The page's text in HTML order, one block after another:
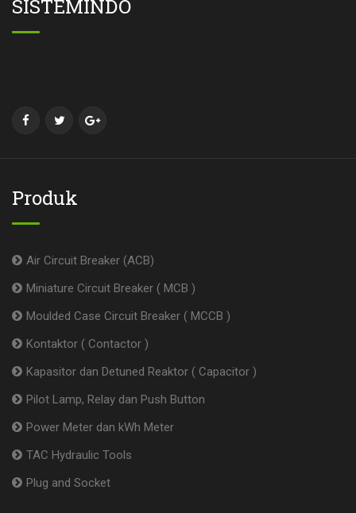
SISTEMINDO
Produk
Air Circuit Breaker (ACB)
Miniature Circuit Breaker ( MCB )
Moulded Case Circuit Breaker ( MCCB )
Kontaktor ( Contactor )
Kapasitor dan Detuned Reaktor ( Capacitor )
Pilot Lamp, Relay dan Push Button
Power Meter dan kWh Meter
TAC Hydraulic Tools
Plug and Socket